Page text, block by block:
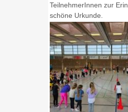
TeilnehmerInnen zur
schöne Urkunde.